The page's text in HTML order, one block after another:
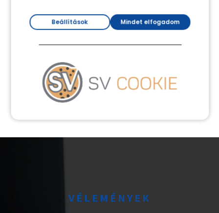
Visszahívást kérek!
VÉLEMÉNYEK
Beállítások Mindet elfogadom